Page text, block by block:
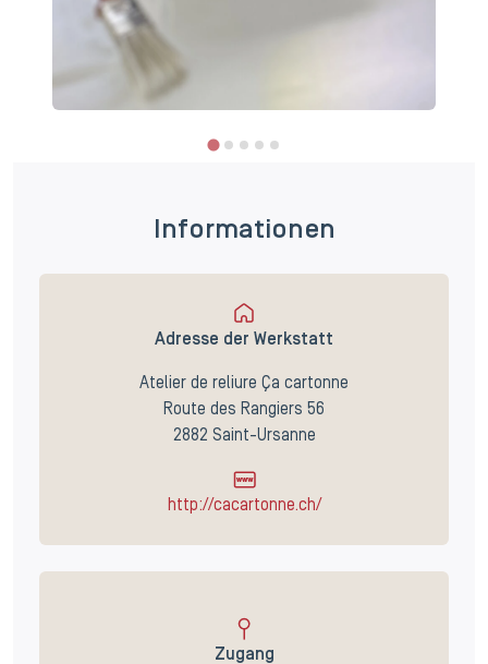
Informationen
Adresse der Werkstatt
Atelier de reliure Ça cartonne
Route des Rangiers 56
2882 Saint-Ursanne
http://cacartonne.ch/
Zugang